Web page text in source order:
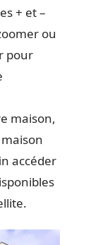
+ et –
ou
pour
maison,
accéder